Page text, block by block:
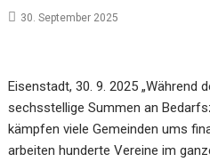
30. September 2025
Eisenstadt, 30. 9. 2025 „Während
sechsstellige Summen an
kämpfen viele Gemeinden ums
arbeiten hunderte Vereine im